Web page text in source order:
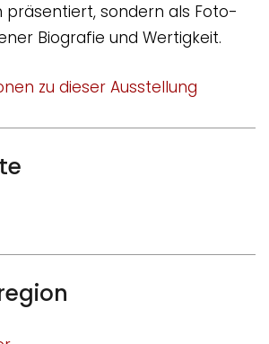
präsentiert, sondern als Foto-
Biografie und Wertigkeit.
zu dieser Ausstellung